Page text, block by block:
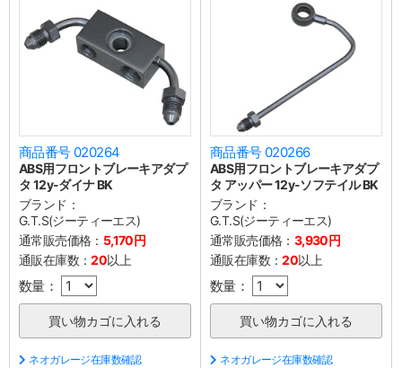
商品番号 020264
ABS用フロントブレーキアダプ
タ 12y-ダイナ BK
ブランド：
G.T.S(ジーティーエス)
通常販売価格： 5,170円
通販在庫数：20以上
数量：
ネオガレージ在庫数確認
商品番号 020266
ABS用フロントブレーキアダプ
タ アッパー 12y-ソフテイル BK
ブランド：
G.T.S(ジーティーエス)
通常販売価格： 3,930円
通販在庫数：20以上
数量：
ネオガレージ在庫数確認